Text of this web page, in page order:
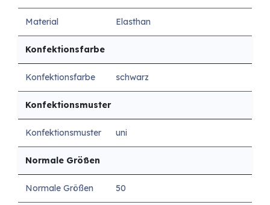
Material Elasthan
Konfektionsfarbe
Konfektionsfarbe schwarz
Konfektionsmuster
Konfektionsmuster uni
Normale Größen
Normale Größen 50